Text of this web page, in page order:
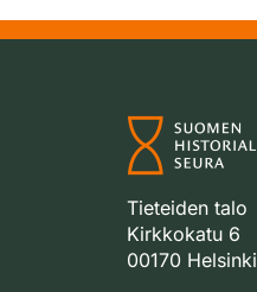
Tieteiden talo
Kirkkokatu 6
00170 Helsinki